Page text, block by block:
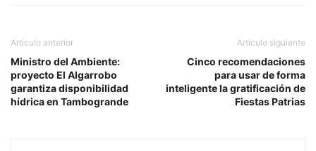
Artículo anterior
Ministro del Ambiente:
proyecto El Algarrobo
garantiza disponibilidad
hídrica en Tambogrande
Artículo siguiente
Cinco recomendaciones
para usar de forma
inteligente la gratificación de
Fiestas Patrias